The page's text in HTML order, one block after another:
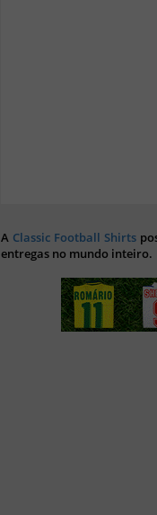
A Classic Football Shirts
entregas no mundo inteiro.